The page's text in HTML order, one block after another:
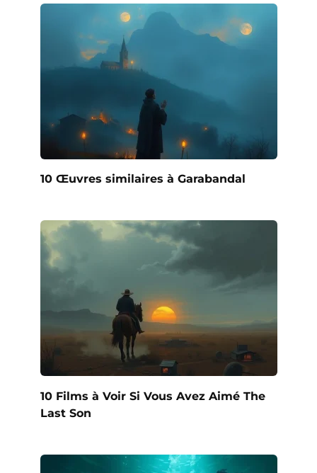
10 Œuvres similaires à Garabandal
10 Films à Voir Si Vous Avez Aimé The
Last Son